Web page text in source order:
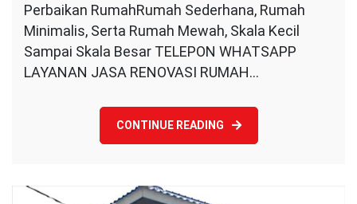
Rumah
Perbaikan RumahRumah Sederhana, Rumah
Minimalis, Serta Rumah Mewah, Skala Kecil
Sampai Skala Besar TELEPON WHATSAPP
LAYANAN JASA RENOVASI RUMAH…
CONTINUE READING